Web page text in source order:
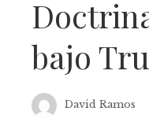
bajo
David Ramos